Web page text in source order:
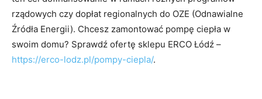
rządowych czy dopłat regionalnych do OZE (Odnawialne
Źródła Energii). Chcesz zamontować pompę ciepła w
swoim domu? Sprawdź ofertę sklepu ERCO Łódź –
https://erco-lodz.pl/pompy-ciepla/.